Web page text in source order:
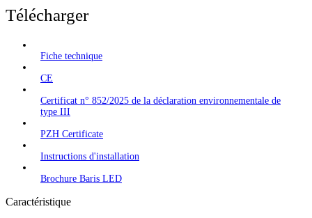
Télécharger
Fiche technique
CE
Certificat n° 852/2025 de la déclaration environnementale de
type III
PZH Certificate
Instructions d'installation
Brochure Baris LED
Caractéristique